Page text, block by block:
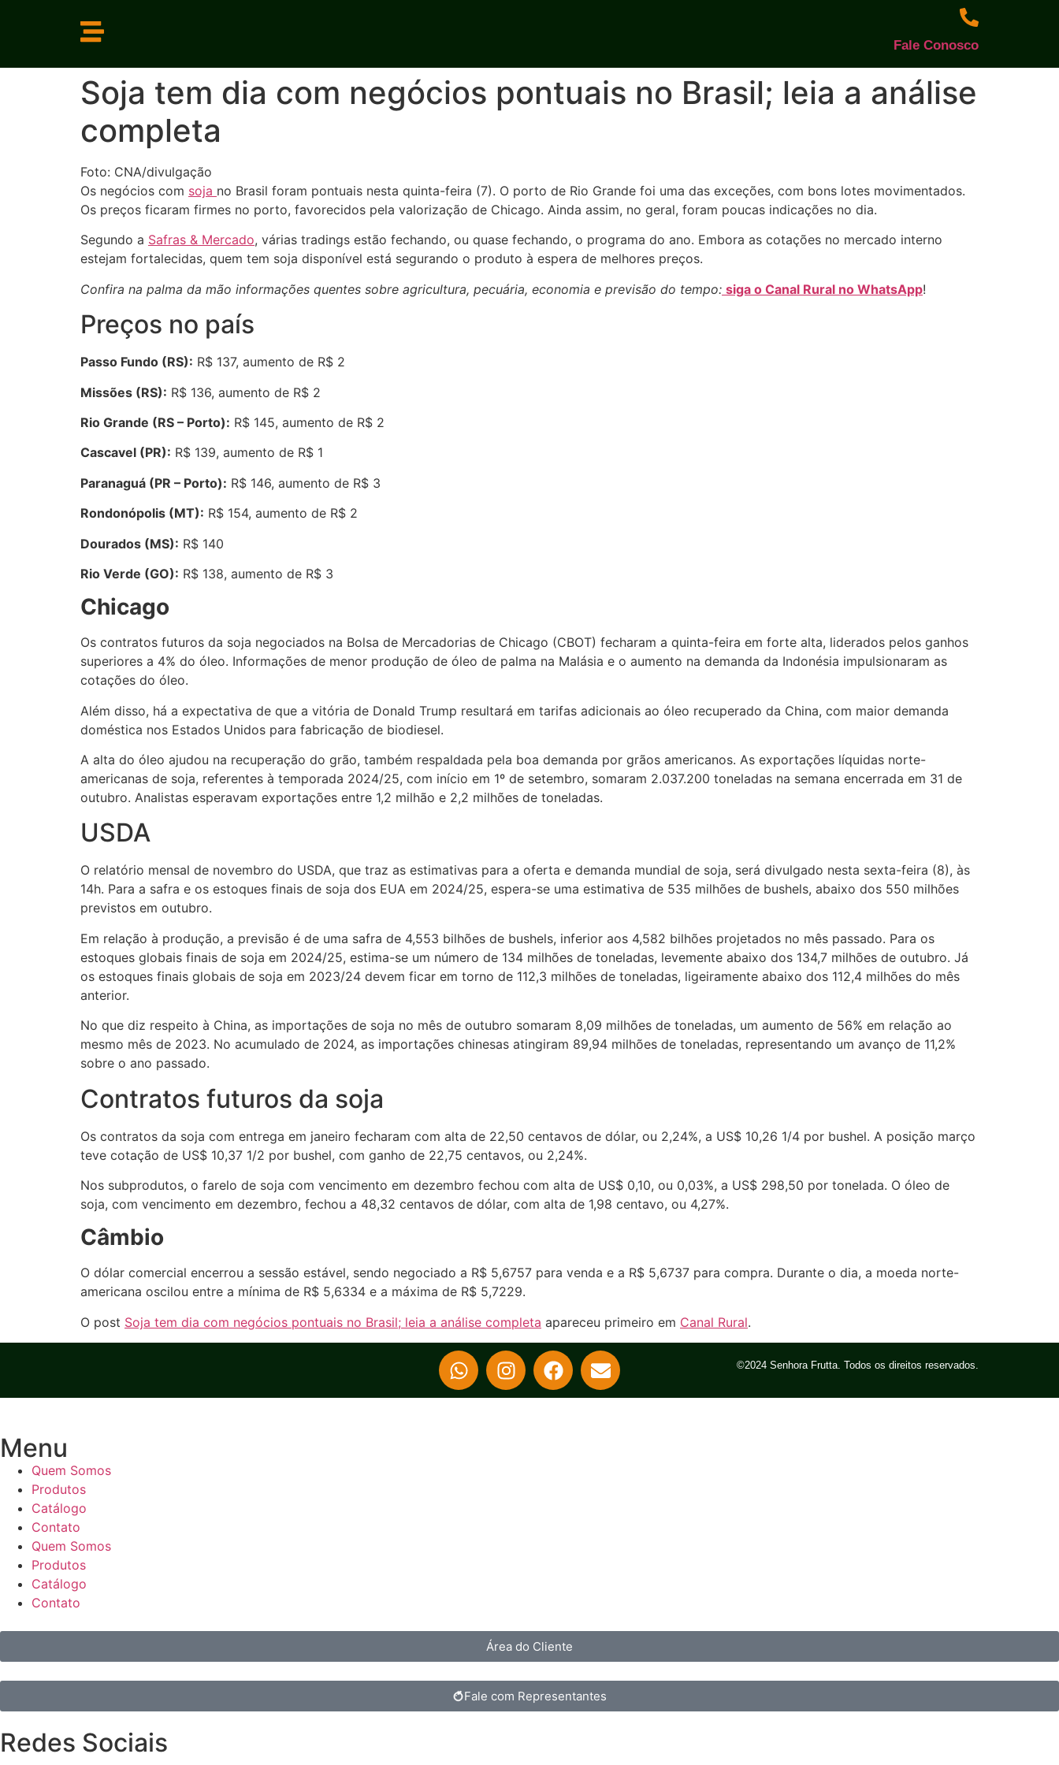
Fale Conosco
Soja tem dia com negócios pontuais no Brasil; leia a análise
completa
Foto: CNA/divulgação
Os negócios com soja no Brasil foram pontuais nesta quinta-feira (7). O porto de Rio Grande foi uma das exceções, com bons lotes movimentados.
Os preços ficaram firmes no porto, favorecidos pela valorização de Chicago. Ainda assim, no geral, foram poucas indicações no dia.
Segundo a Safras & Mercado, várias tradings estão fechando, ou quase fechando, o programa do ano. Embora as cotações no mercado interno
estejam fortalecidas, quem tem soja disponível está segurando o produto à espera de melhores preços.
Confira na palma da mão informações quentes sobre agricultura, pecuária, economia e previsão do tempo: siga o Canal Rural no WhatsApp!
Preços no país
Passo Fundo (RS): R$ 137, aumento de R$ 2
Missões (RS): R$ 136, aumento de R$ 2
Rio Grande (RS – Porto): R$ 145, aumento de R$ 2
Cascavel (PR): R$ 139, aumento de R$ 1
Paranaguá (PR – Porto): R$ 146, aumento de R$ 3
Rondonópolis (MT): R$ 154, aumento de R$ 2
Dourados (MS): R$ 140
Rio Verde (GO): R$ 138, aumento de R$ 3
Chicago
Os contratos futuros da soja negociados na Bolsa de Mercadorias de Chicago (CBOT) fecharam a quinta-feira em forte alta, liderados pelos ganhos
superiores a 4% do óleo. Informações de menor produção de óleo de palma na Malásia e o aumento na demanda da Indonésia impulsionaram as
cotações do óleo.
Além disso, há a expectativa de que a vitória de Donald Trump resultará em tarifas adicionais ao óleo recuperado da China, com maior demanda
doméstica nos Estados Unidos para fabricação de biodiesel.
A alta do óleo ajudou na recuperação do grão, também respaldada pela boa demanda por grãos americanos. As exportações líquidas norte-
americanas de soja, referentes à temporada 2024/25, com início em 1º de setembro, somaram 2.037.200 toneladas na semana encerrada em 31 de
outubro. Analistas esperavam exportações entre 1,2 milhão e 2,2 milhões de toneladas.
USDA
O relatório mensal de novembro do USDA, que traz as estimativas para a oferta e demanda mundial de soja, será divulgado nesta sexta-feira (8), às
14h. Para a safra e os estoques finais de soja dos EUA em 2024/25, espera-se uma estimativa de 535 milhões de bushels, abaixo dos 550 milhões
previstos em outubro.
Em relação à produção, a previsão é de uma safra de 4,553 bilhões de bushels, inferior aos 4,582 bilhões projetados no mês passado. Para os
estoques globais finais de soja em 2024/25, estima-se um número de 134 milhões de toneladas, levemente abaixo dos 134,7 milhões de outubro. Já
os estoques finais globais de soja em 2023/24 devem ficar em torno de 112,3 milhões de toneladas, ligeiramente abaixo dos 112,4 milhões do mês
anterior.
No que diz respeito à China, as importações de soja no mês de outubro somaram 8,09 milhões de toneladas, um aumento de 56% em relação ao
mesmo mês de 2023. No acumulado de 2024, as importações chinesas atingiram 89,94 milhões de toneladas, representando um avanço de 11,2%
sobre o ano passado.
Contratos futuros da soja
Os contratos da soja com entrega em janeiro fecharam com alta de 22,50 centavos de dólar, ou 2,24%, a US$ 10,26 1/4 por bushel. A posição março
teve cotação de US$ 10,37 1/2 por bushel, com ganho de 22,75 centavos, ou 2,24%.
Nos subprodutos, o farelo de soja com vencimento em dezembro fechou com alta de US$ 0,10, ou 0,03%, a US$ 298,50 por tonelada. O óleo de
soja, com vencimento em dezembro, fechou a 48,32 centavos de dólar, com alta de 1,98 centavo, ou 4,27%.
Câmbio
O dólar comercial encerrou a sessão estável, sendo negociado a R$ 5,6757 para venda e a R$ 5,6737 para compra. Durante o dia, a moeda norte-
americana oscilou entre a mínima de R$ 5,6334 e a máxima de R$ 5,7229.
O post Soja tem dia com negócios pontuais no Brasil; leia a análise completa apareceu primeiro em Canal Rural.
©2024 Senhora Frutta. Todos os direitos reservados.
Menu
Quem Somos
Produtos
Catálogo
Contato
Quem Somos
Produtos
Catálogo
Contato
Área do Cliente
Fale com Representantes
Redes Sociais